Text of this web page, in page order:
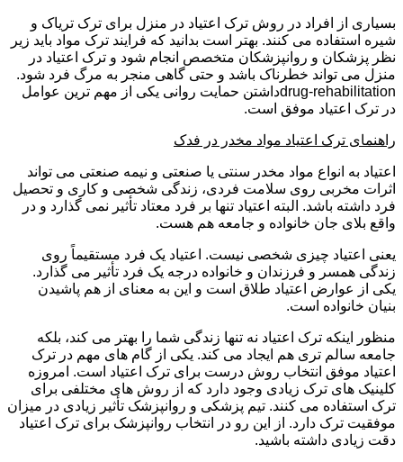
بسیاری از افراد در روش ترک اعتیاد در منزل برای ترک تریاک و
شیره استفاده می کنند. بهتر است بدانید که فرایند ترک مواد باید زیر
نظر پزشکان و روانپزشکان متخصص انجام شود و ترک اعتیاد در
منزل می تواند خطرناک باشد و حتی گاهی منجر به مرگ فرد شود.
drug-rehabilitationداشتن حمایت روانی یکی از مهم ترین عوامل
در ترک اعتیاد موفق است.
راهنمای ترک اعتیاد مواد مخدر در فدک
اعتیاد به انواع مواد مخدر سنتی یا صنعتی و نیمه صنعتی می تواند
اثرات مخربی روی سلامت فردی، زندگی شخصی و کاری و تحصیل
فرد داشته باشد. البته اعتیاد تنها بر فرد معتاد تأثیر نمی گذارد و در
واقع بلای جان خانواده و جامعه هم هست.
یعنی اعتیاد چیزی شخصی نیست. اعتیاد یک فرد مستقیماً روی
زندگی همسر و فرزندان و خانواده درجه یک فرد تأثیر می گذارد.
یکی از عوارض اعتیاد طلاق است و این به معنای از هم پاشیدن
بنیان خانواده است.
منظور اینکه ترک اعتیاد نه تنها زندگی شما را بهتر می کند، بلکه
جامعه سالم تری هم ایجاد می کند. یکی از گام های مهم در ترک
اعتیاد موفق انتخاب روش درست برای ترک اعتیاد است. امروزه
کلینیک های ترک زیادی وجود دارد که از روش های مختلفی برای
ترک استفاده می کنند. تیم پزشکی و روانپزشک تأثیر زیادی در میزان
موفقیت ترک دارد. از این رو در انتخاب روانپزشک برای ترک اعتیاد
دقت زیادی داشته باشید.